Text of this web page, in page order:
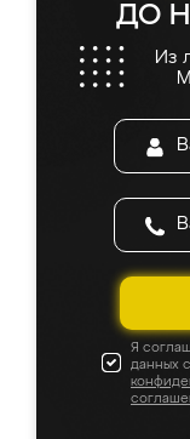
ДО
Из
Я
данных